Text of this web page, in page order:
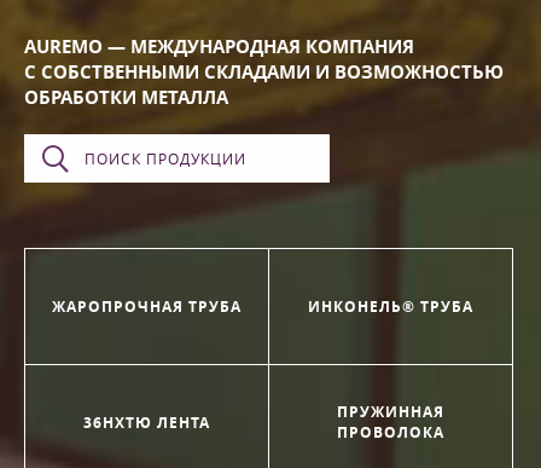
AUREMO — МЕЖДУНАРОДНАЯ КОМПАНИЯ
С СОБСТВЕННЫМИ СКЛАДАМИ И ВОЗМОЖНОСТЬЮ
ОБРАБОТКИ МЕТАЛЛА
ЖАРОПРОЧНАЯ ТРУБА ИНКОНЕЛЬ® ТРУБА
36НХТЮ ЛЕНТА
ПРУЖИННАЯ
ПРОВОЛОКА